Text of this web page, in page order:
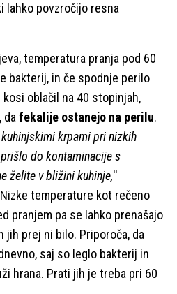
lahko povzročijo resna
temperatura pranja pod 60
bakterij, in če spodnje perilo
oblačil na 40 stopinjah,
da fekalije ostanejo na perilu.
krpami pri nizkih
do kontaminacije s
želite v bližini kuhinje,''
temperature kot rečeno
pranjem pa se lahko prenašajo
jih prej ni bilo. Priporoča, da
saj so leglo bakterij in
hrana. Prati jih je treba pri 60